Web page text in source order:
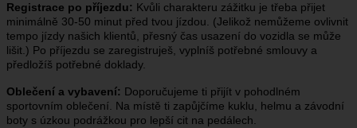
Registrace po příjezdu: Kvůli charakteru zážitku je třeba přijet
minimálně 30-50 minut před tvou jízdou. (Jelikož nemůžeme ovlivnit
tempo jízdy našich klientů, přesný čas usazení do vozidla se může
lišit.) Po příjezdu se zaregistruješ, vyplníš potřebné smlouvy a
předložíš potřebné doklady.
Oblečení a vybavení: Doporučujeme ti přijít v pohodlném
sportovním oblečení. Na místě ti zapůjčíme kuklu, helmu a závodní
boty s úzkou podrážkou pro lepší cit na pedálech.